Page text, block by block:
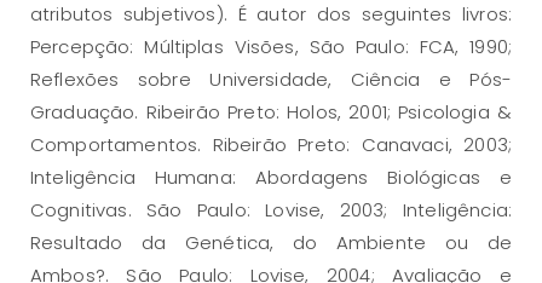
atributos subjetivos). É autor dos seguintes livros:
Percepção: Múltiplas Visões, São Paulo: FCA, 1990;
Reflexões sobre Universidade, Ciência e Pós-
Graduação. Ribeirão Preto: Holos, 2001; Psicologia &
Comportamentos. Ribeirão Preto: Canavaci, 2003;
Inteligência Humana: Abordagens Biológicas e
Cognitivas. São Paulo: Lovise, 2003; Inteligência:
Resultado da Genética, do Ambiente ou de
Ambos?. São Paulo: Lovise, 2004; Avaliação e